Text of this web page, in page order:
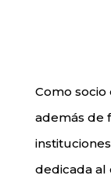
Como socio
además de
dedicada al